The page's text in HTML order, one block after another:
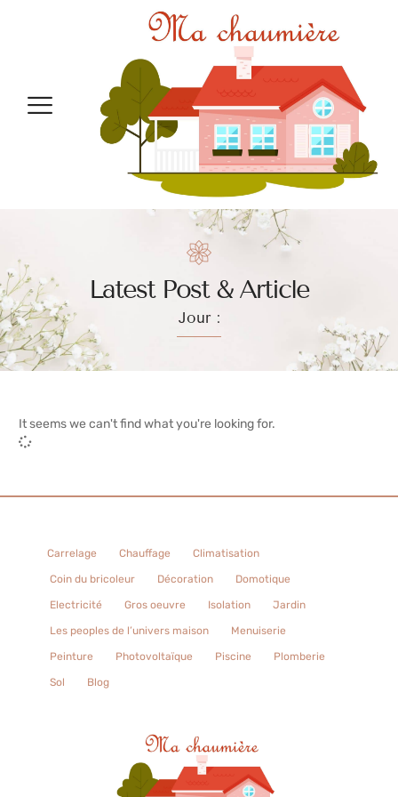
Latest Post & Article
Jour :
It seems we can't find what you're looking for.
Carrelage Chauffage Climatisation
Coin du bricoleur Décoration Domotique
Electricité Gros oeuvre Isolation Jardin
Les peoples de l’univers maison Menuiserie
Peinture Photovoltaïque Piscine Plomberie
Sol Blog